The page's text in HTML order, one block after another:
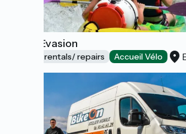
Natur'Evasion
Bicycle rentals/ repairs Accueil Vélo